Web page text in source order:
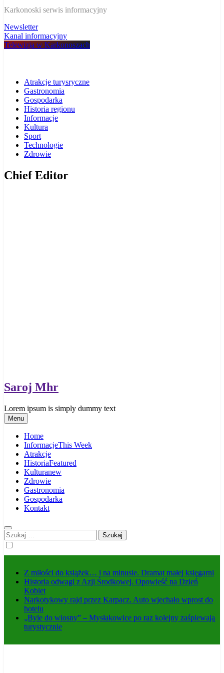
W Karkonoszach
Karkonoski serwis informacyjny
Newsletter
Kanal informacyjny
Telewizja w Karkonoszach
Atrakcje turysryczne
Gastronomia
Gospodarka
Historia regionu
Informacje
Kultura
Sport
Technologie
Zdrowie
Chief Editor
Saroj Mhr
Lorem ipsum is simply dummy text
Menu
Home
InformacjeThis Week
Atrakcje
HistoriaFeatured
Kulturanew
Zdrowie
Gastronomia
Gospodarka
Kontakt
Szukaj:
Z miłości do książek… i na minusie. Dramat małej księgarni
Historia odwagi z Azji Środkowej. Opowieść na Dzień
Kobiet
Narkotykowy rajd przez Karpacz. Auto wjechało wprost do
hotelu
„Byle do wiosny” – Mysłakowice po raz kolejny zaśpiewają
turystycznie